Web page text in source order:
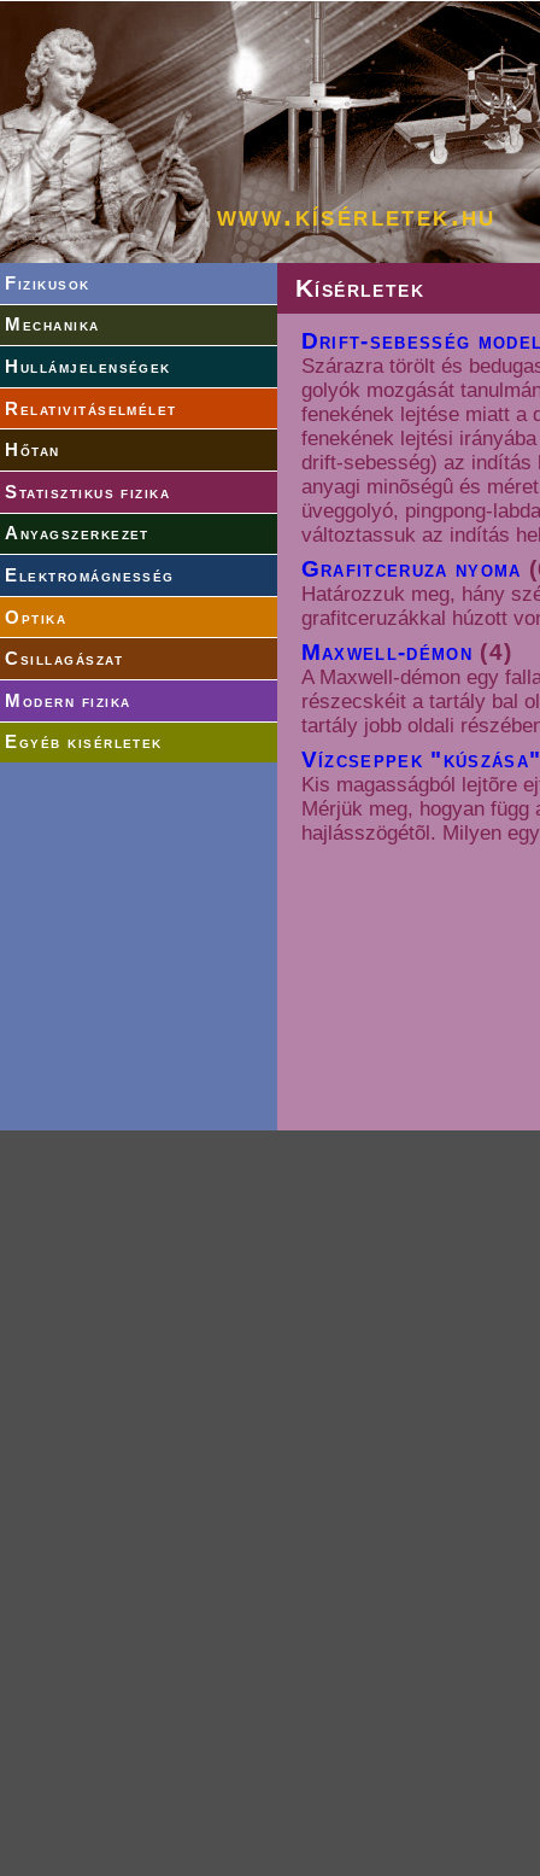
www.kísérletek.hu
Fizikusok
Mechanika
Hullámjelenségek
Relativitáselmélet
Hőtan
Statisztikus fizika
Anyagszerkezet
Elektromágnesség
Optika
Csillagászat
Modern fizika
Egyéb kisérletek
Kísérletek
Drift-sebesség
Szárazra törölt és
golyók mozgását
fenekének lejtése miatt a
fenekének lejtési
drift-sebesség) az indítás
anyagi minõségû és
üveggolyó, pingpong-
változtassuk az indítás
Grafitceruza nyoma
Határozzuk meg, hány
grafitceruzákkal húzott
Maxwell-démon (4)
A Maxwell-démon egy
részecskéit a tartály bal
tartály jobb oldali
Vízcseppek
Kis magasságból lejtõre
Mérjük meg, hogyan
hajlásszögétõl. Milyen